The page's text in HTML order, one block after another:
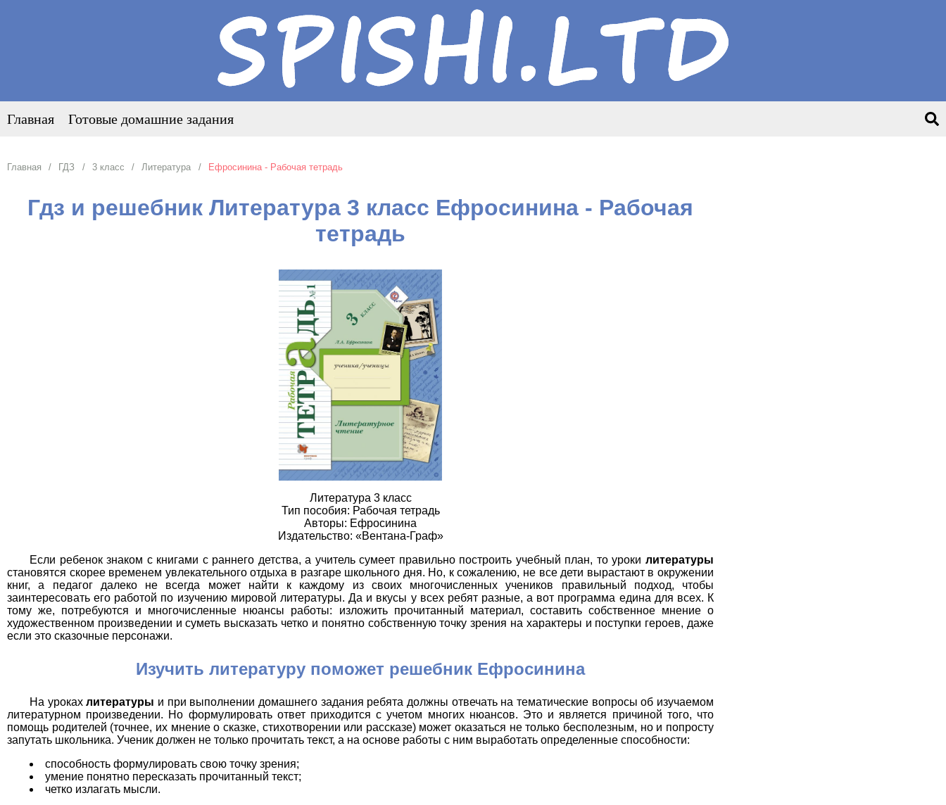
Главная Готовые домашние задания
Главная ГДЗ 3 класс Литература Ефросинина - Рабочая тетрадь
Гдз и решебник Литература 3 класс Ефросинина - Рабочая
тетрадь
Литература 3 класс
Тип пособия: Рабочая тетрадь
Авторы: Ефросинина
Издательство: «Вентана-Граф»
Если ребенок знаком с книгами с раннего детства, а учитель сумеет правильно построить учебный план, то уроки литературы
становятся скорее временем увлекательного отдыха в разгаре школьного дня. Но, к сожалению, не все дети вырастают в окружении
книг, а педагог далеко не всегда может найти к каждому из своих многочисленных учеников правильный подход, чтобы
заинтересовать его работой по изучению мировой литературы. Да и вкусы у всех ребят разные, а вот программа едина для всех. К
тому же, потребуются и многочисленные нюансы работы: изложить прочитанный материал, составить собственное мнение о
художественном произведении и суметь высказать четко и понятно собственную точку зрения на характеры и поступки героев, даже
если это сказочные персонажи.
Изучить литературу поможет решебник Ефросинина
На урокахлитературы и при выполнении домашнего задания ребята должны отвечать на тематические вопросы об изучаемом
литературном произведении. Но формулировать ответ приходится с учетом многих нюансов. Это и является причиной того, что
помощь родителей (точнее, их мнение о сказке, стихотворении или рассказе) может оказаться не только бесполезным, но и попросту
запутать школьника. Ученик должен не только прочитать текст, а на основе работы с ним выработать определенные способности:
способность формулировать свою точку зрения;
умение понятно пересказать прочитанный текст;
четко излагать мысли.